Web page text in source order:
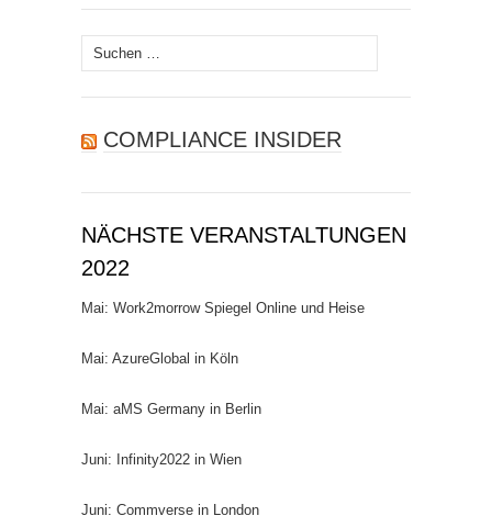
Suchen
nach:
COMPLIANCE INSIDER
NÄCHSTE VERANSTALTUNGEN
2022
Mai: Work2morrow Spiegel Online und Heise
Mai: AzureGlobal in Köln
Mai: aMS Germany in Berlin
Juni: Infinity2022 in Wien
Juni: Commverse in London